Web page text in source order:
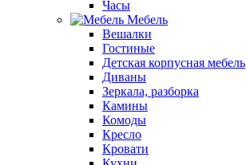
Часы
Мебель
Вешалки
Гостиные
Детская корпусная мебель
Диваны
Зеркала, разборка
Камины
Комоды
Кресло
Кровати